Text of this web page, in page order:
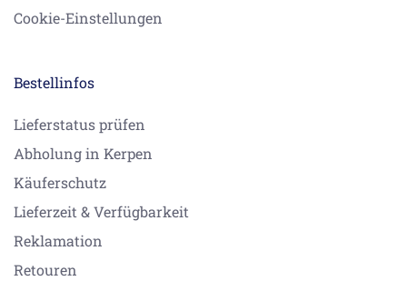
Cookie-Einstellungen
Bestellinfos
Lieferstatus prüfen
Abholung in Kerpen
Käuferschutz
Lieferzeit & Verfügbarkeit
Reklamation
Retouren